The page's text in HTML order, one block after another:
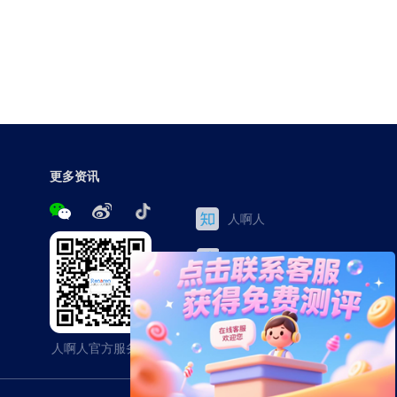
更多资讯
人啊人官方服务号
人啊人
三茅网
百家号
今日头条